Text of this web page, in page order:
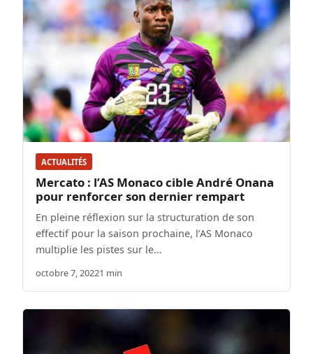
ACTUALITÉS
Mercato : l’AS Monaco cible André Onana
pour renforcer son dernier rempart
En pleine réflexion sur la structuration de son
effectif pour la saison prochaine, l’AS Monaco
multiplie les pistes sur le…
octobre 7, 20221 min